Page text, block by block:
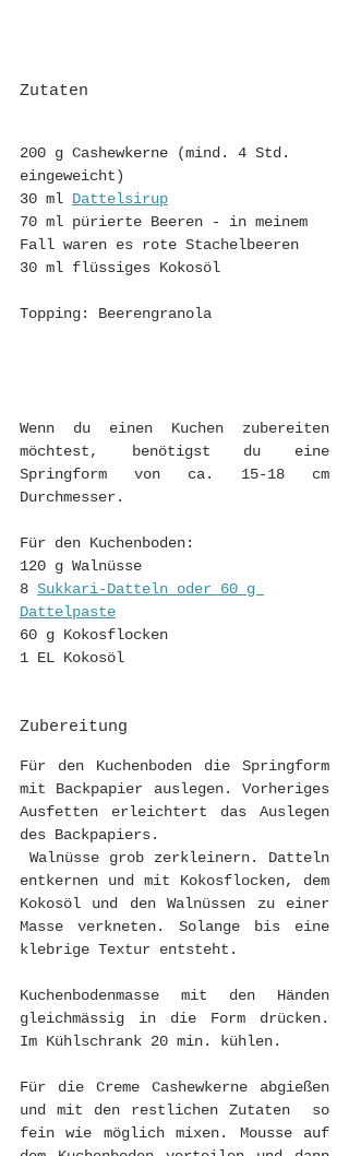
Zutaten
200 g Cashewkerne (mind. 4 Std.
eingeweicht)
30 ml Dattelsirup
70 ml pürierte Beeren - in meinem
Fall waren es rote Stachelbeeren
30 ml flüssiges Kokosöl
Topping: Beerengranola
Wenn du einen Kuchen zubereiten
möchtest, benötigst du eine
Springform von ca. 15-18 cm
Durchmesser.
Für den Kuchenboden:
120 g Walnüsse
8 Sukkari-Datteln oder 60 g
Dattelpaste
60 g Kokosflocken
1 EL Kokosöl
Zubereitung
Für den Kuchenboden die Springform
mit Backpapier auslegen. Vorheriges
Ausfetten erleichtert das Auslegen
des Backpapiers.
entkernen und mit Kokosflocken, dem
Kokosöl und den Walnüssen zu einer
Masse verkneten. Solange bis eine
klebrige Textur entsteht.
Kuchenbodenmasse mit den Händen
gleichmässig in die Form drücken.
Im Kühlschrank 20 min. kühlen.
Für die Creme Cashewkerne abgießen
und mit den restlichen Zutaten  so
fein wie möglich mixen. Mousse auf